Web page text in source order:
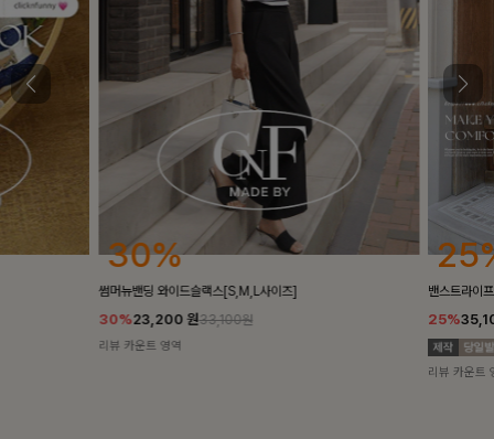
30%
썸머뉴밴딩 와이드슬랙스[S,M,L사이즈]
30%23,200원33,100원
리뷰 카운트 영역
밴스트라이프
25%
리뷰 카운트 영